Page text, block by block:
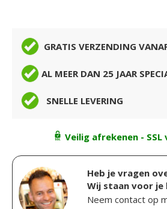
GRATIS VERZENDING
AL MEER DAN 25 JAAR
SNELLE LEVERING
Veilig afrekenen -
Heb je vragen
Wij staan voor je
Neem contact op